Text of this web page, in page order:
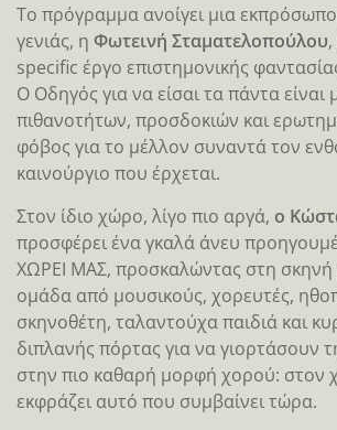
Το πρόγραμμα ανοίγει μια
γενιάς, η Φωτεινή Σταματελοπούλου
specific έργο επιστημονικής
Ο Οδηγός για να είσαι τα πάντα είναι
πιθανοτήτων, προσδοκιών και
φόβος για το μέλλον συναντά τον
καινούργιο που έρχεται.
Στον ίδιο χώρο, λίγο πιο αργά, ο
προσφέρει ένα γκαλά άνευ
ΧΩΡΕΙ ΜΑΣ, προσκαλώντας στη σκηνή
ομάδα από μουσικούς, χορευτές,
σκηνοθέτη, ταλαντούχα παιδιά και
διπλανής πόρτας για να γιορτάσουν
στην πιο καθαρή μορφή χορού: στον
εκφράζει αυτό που συμβαίνει τώρα.